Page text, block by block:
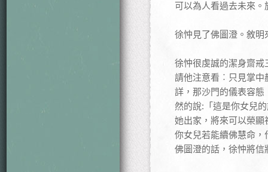
可以為人看過去未來
徐忡見了佛圖澄。敘
徐忡很虔誠的潔身齋
請他注意看︰只見掌
詳，那沙門的儀表容
然的說:「這是你女兒
她出家，將來可以榮
你女兒若能續佛慧命
佛圖澄的話，徐忡將信